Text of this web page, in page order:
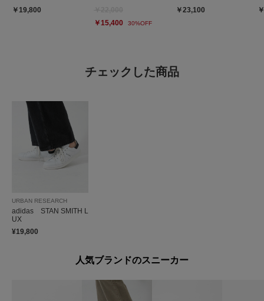
￥19,800
￥15,400
30%OFF
￥23,100
チェックした商品
URBAN RESEARCH
adidas STAN SMITH L
UX
¥19,800
人気ブランドのスニーカー